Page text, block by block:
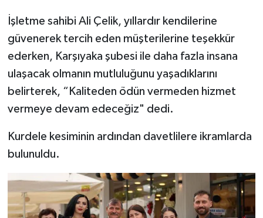
İşletme sahibi Ali Çelik, yıllardır kendilerine
güvenerek tercih eden müşterilerine teşekkür
ederken, Karşıyaka şubesi ile daha fazla insana
ulaşacak olmanın mutluluğunu yaşadıklarını
belirterek, “Kaliteden ödün vermeden hizmet
vermeye devam edeceğiz" dedi.
Kurdele kesiminin ardından davetlilere ikramlarda
bulunuldu.